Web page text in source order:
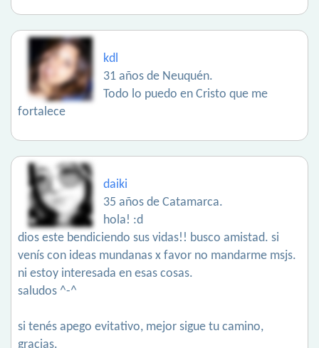
kdl
31 años de Neuquén.
Todo lo puedo en Cristo que me
fortalece
daiki
35 años de Catamarca.
hola! :d
dios este bendiciendo sus vidas!! busco amistad. si
venís con ideas mundanas x favor no mandarme msjs.
ni estoy interesada en esas cosas.
saludos ^-^
si tenés apego evitativo, mejor sigue tu camino,
gracias.